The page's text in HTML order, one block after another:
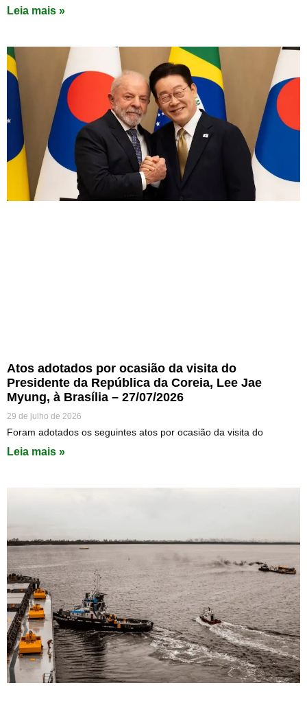
Leia mais »
Atos adotados por ocasião da visita do
Presidente da República da Coreia, Lee Jae
Myung, à Brasília – 27/07/2026
29 de julho de 2026
Foram adotados os seguintes atos por ocasião da visita do
Leia mais »